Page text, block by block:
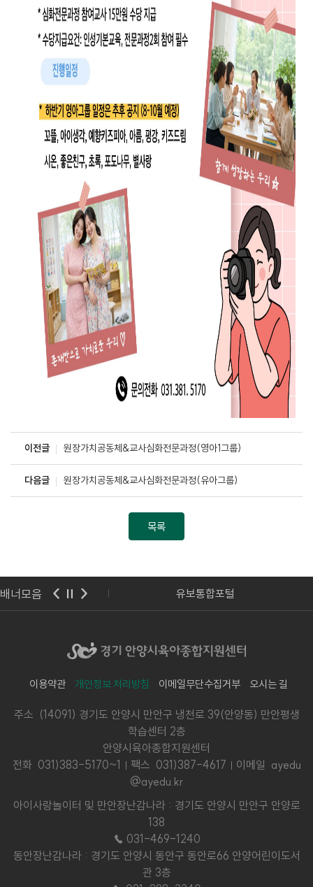
이전글 원장가치공동체&교사심화전문과정(영아1그룹)
다음글 원장가치공동체&교사심화전문과정(유아그룹)
목록
배너모음
보육포털 유보통합포털
이용약관 개인정보 처리방침 이메일무단수집거부 오시는 길
주소 (14091) 경기도 안양시 만안구 냉천로 39(안양동) 만안평생
학습센터 2층
안양시육아종합지원센터
전화 031)383-5170~1 팩스 031)387-4617
이메일 ayedu
@ayedu.kr
아이사랑놀이터 및 만안장난감나라 : 경기도 안양시 만안구 안양로
138
☎ 031-469-1240
동안장난감나라 : 경기도 안양시 동안구 동안로66 안양어린이도서
관 3층